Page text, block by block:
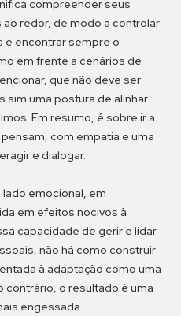
compreender seus
redor, de modo a controlar
encontrar sempre o
em frente a cenários de
que não deve ser
sim uma postura de alinhar
Em resumo, é sobre ir a
com empatia e uma
e dialogar.
lado emocional, em
em efeitos nocivos à
capacidade de gerir e lidar
não há como construir
à adaptação como uma
o resultado é uma
engessada.